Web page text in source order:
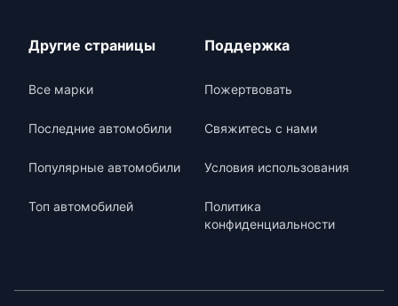
Другие страницы
Все марки
Последние автомобили
Популярные автомобили
Топ автомобилей
Поддержка
Пожертвовать
Свяжитесь с нами
Условия использования
Политика
конфиденциальности